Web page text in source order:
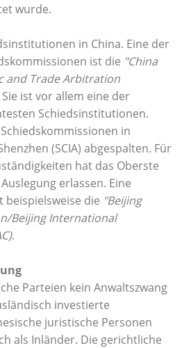
wurde.
in China. Eine der
ist die "China
and Trade Arbitration
Sie ist vor allem eine der
Schiedsinstitutionen.
in
(SCIA) abgespalten. Für
hat das Oberste
erlassen. Eine
die "Beijing
Beijing International
.
Parteien kein Anwaltszwang
investierte
juristische Personen
als Inländer. Die gerichtliche